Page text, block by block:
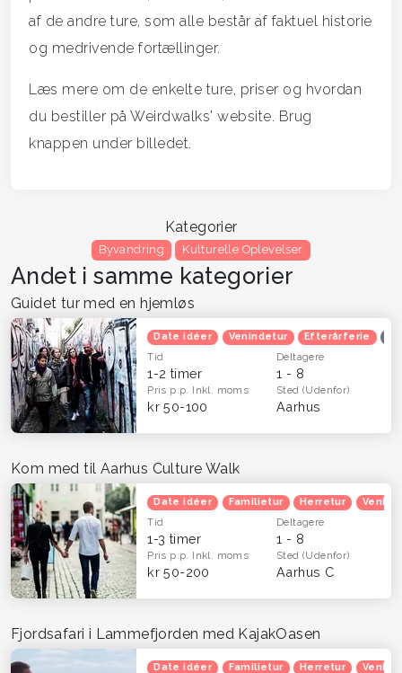
af de andre ture, som alle består af faktuel historie
og medrivende fortællinger.
Læs mere om de enkelte ture, priser og hvordan
du bestiller på Weirdwalks' website. Brug
knappen under billedet.
Kategorier
Byvandring Kulturelle Oplevelser
Andet i samme kategorier
Guidet tur med en hjemløs
Date idéer Venindetur Efterårferie
Tid
1-2 timer
Deltagere
1 - 8
Pris p.p. Inkl. moms
kr 50-100
Sted(Udenfor)
Aarhus
Kom med til Aarhus Culture Walk
Date idéer Familietur Herretur
Tid
1-3 timer
Deltagere
1 - 8
Pris p.p. Inkl. moms
kr 50-200
Sted(Udenfor)
Aarhus C
Fjordsafari i Lammefjorden med KajakOasen
Date idéer Familietur Herretur